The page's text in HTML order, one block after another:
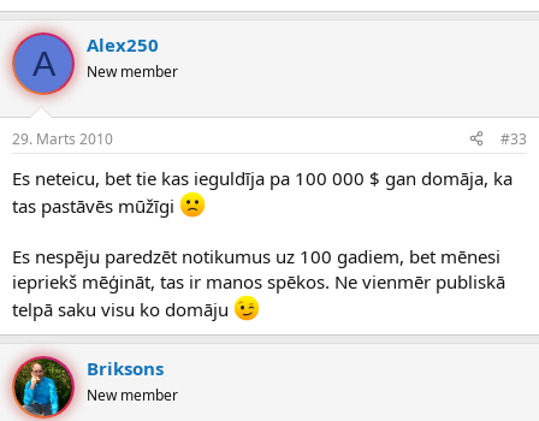
A Alex250
New member
29. Marts 2010 #33
Es neteicu, bet tie kas ieguldīja pa 100 000 $ gan domāja, ka
tas pastāvēs mūžīgi
Es nespēju paredzēt notikumus uz 100 gadiem, bet mēnesi
iepriekš mēģināt, tas ir manos spēkos. Ne vienmēr publiskā
telpā saku visu ko domāju
Briksons
New member